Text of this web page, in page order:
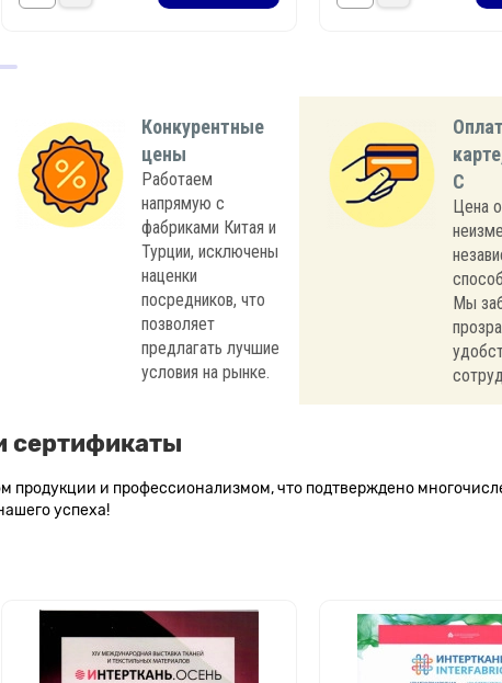
Конкурентные
цены
Работаем
напрямую с
фабриками Китая и
Турции, исключены
наценки
посредников, что
позволяет
предлагать лучшие
условия на рынке.
С
Цена
Мы
сертификаты
продукции и профессионализмом, что подтверждено
успеха!